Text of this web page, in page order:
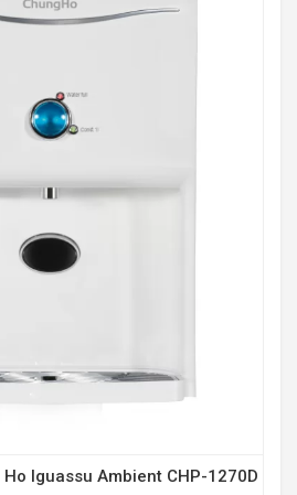
Iguassu Ambient CHP-1270D